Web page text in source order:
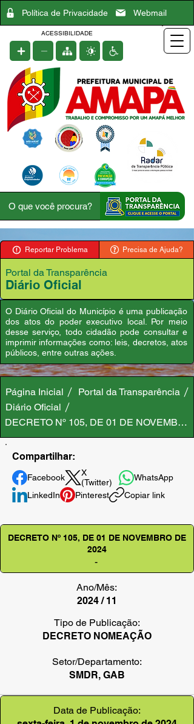
Política de Privacidade Webmail
ACESSIBILIDADE
Reportar Problema Precisa de Ajuda?
Portal da Transparência
Diário Oficial
O Diário Oficial do Município é uma publicação
dos atos do poder executivo local. Por meio
desse serviço, todo cidadão pode consultar e
imprimir informações como: leis, decretos, atos
públicos, entre outras ações.
Página Inicial
Portal da Transparência
Diário Oficial
DECRETO Nº 105, DE 01 DE NOVEMBRO
Compartilhar:
Facebook
X
(Twitter)
WhatsApp
LinkedIn
Pinterest Copiar link
DECRETO Nº 105, DE 01 DE NOVEMBRO DE
2024
-
Ano/Mês:
2024 / 11
Tipo de Publicação:
DECRETO NOMEAÇÃO
Setor/Departamento:
SMDR, GAB
Data de Publicação: